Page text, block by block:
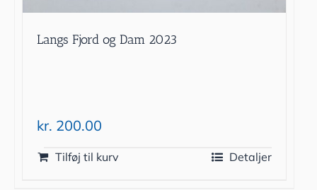
Langs Fjord og Dam 2023
kr. 200.00
Tilføj til kurv Detaljer